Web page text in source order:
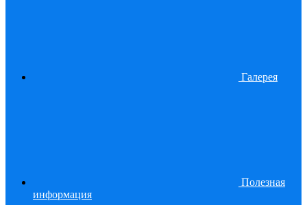
Галерея
Полезная
информация